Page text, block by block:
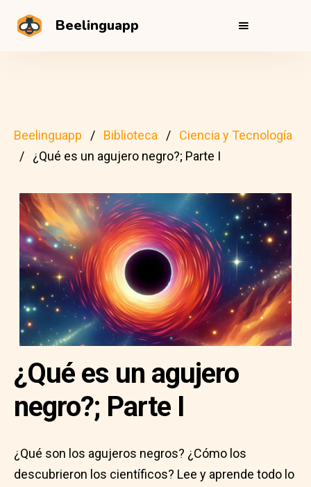
Beelinguapp
Beelinguapp Biblioteca
Ciencia y Tecnología
¿Qué es un agujero negro?; Parte I
¿Qué es un agujero
negro?; Parte I
¿Qué son los agujeros negros? ¿Cómo los
descubrieron los científicos? Lee y aprende todo lo